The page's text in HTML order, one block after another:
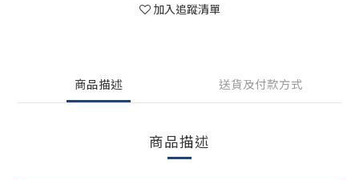
加入追蹤清單
商品描述 送貨及付款方式
商品描述